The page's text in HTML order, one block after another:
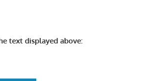
text displayed above: